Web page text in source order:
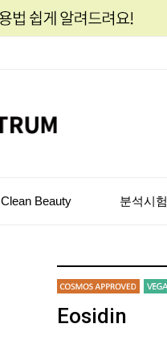
Clean Beauty 분석시험
Eosidin